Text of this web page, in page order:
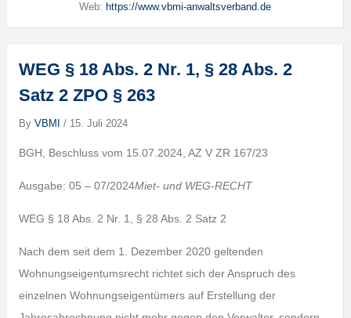
Web: https://www.vbmi-anwaltsverband.de
WEG § 18 Abs. 2 Nr. 1, § 28 Abs. 2
Satz 2 ZPO § 263
By VBMI / 15. Juli 2024
BGH, Beschluss vom 15.07.2024, AZ V ZR 167/23
Ausgabe: 05 – 07/2024Miet- und WEG-RECHT
WEG § 18 Abs. 2 Nr. 1, § 28 Abs. 2 Satz 2
Nach dem seit dem 1. Dezember 2020 geltenden
Wohnungseigentumsrecht richtet sich der Anspruch des
einzelnen Wohnungseigentümers auf Erstellung der